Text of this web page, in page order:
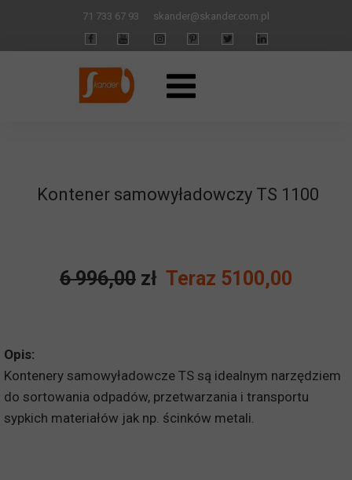
71 733 67 93 skander@skander.com.pl
Kontener samowyładowczy TS 1100
6 996,00 zł Teraz 5100,00
Opis:
Kontenery samowyładowcze TS są idealnym narzędziem
do sortowania odpadów, przetwarzania i transportu
sypkich materiałów jak np. ścinków metali.